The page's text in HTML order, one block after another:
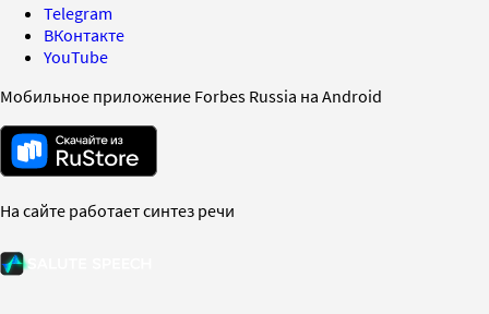
Telegram
ВКонтакте
YouTube
Мобильное приложение Forbes Russia на Android
На сайте работает синтез речи